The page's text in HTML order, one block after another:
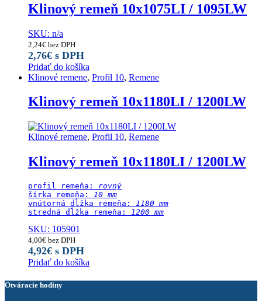
Klinový remeň 10x1075LI / 1095LW
SKU: n/a
2,24€ bez DPH
2,76€ s DPH
Pridať do košíka
Klinové remene, Profil 10, Remene
Klinový remeň 10x1180LI / 1200LW
Klinové remene, Profil 10, Remene
Klinový remeň 10x1180LI / 1200LW
profil remeňa: rovný
šírka remeňa: 10 mm
vnútorná dĺžka remeňa: 1180 mm
stredná dĺžka remeňa:
1200 mm
SKU: 105901
4,00€ bez DPH
4,92€ s DPH
Pridať do košíka
Otváracie hodiny